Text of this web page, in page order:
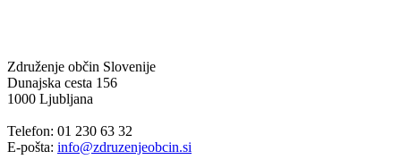
Združenje občin Slovenije
Dunajska cesta 156
1000 Ljubljana
Telefon: 01 230 63 32
E-pošta: info@zdruzenjeobcin.si